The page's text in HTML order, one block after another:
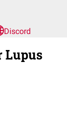
Discord
Lupus